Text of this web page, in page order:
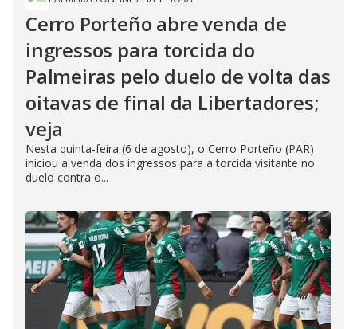
Cerro Porteño abre venda de
ingressos para torcida do
Palmeiras pelo duelo de volta das
oitavas de final da Libertadores;
veja
Nesta quinta-feira (6 de agosto), o Cerro Porteño (PAR)
iniciou a venda dos ingressos para a torcida visitante no
duelo contra o...